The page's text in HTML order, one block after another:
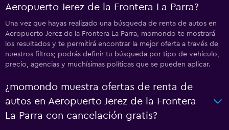
Aeropuerto Jerez de la Frontera La Parra?
Una vez que hayas realizado una búsqueda de renta de autos en
Aeropuerto Jerez de la Frontera La Parra, momondo te mostrará
los resultados y te permitirá encontrar la mejor oferta a través de
nuestros filtros; podrás definir tu búsqueda por tipo de vehículo,
precio, agencias y muchísimas políticas que se pueden aplicar.
¿momondo muestra ofertas de renta de
autos en Aeropuerto Jerez de la Frontera
La Parra con cancelación gratis?